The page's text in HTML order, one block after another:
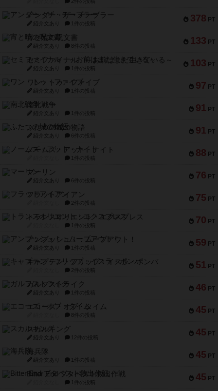
2件の投稿
378 PT
アンダー・ザ・テーブラー
紹介文あり 1件の投稿
133 PT
宵と暁の呪文書
紹介文あり 8件の投稿
103 PT
セミファイナル ～お前はまだ生きている～
紹介文あり 1件の投稿
97 PT
ワン・トゥ・ファイブ
紹介文あり 1件の投稿
91 PT
南北戦争
紹介文あり 1件の投稿
91 PT
ふたつの城の物語
紹介文あり 6件の投稿
88 PT
ノームズ・アット・ナイト
1件の投稿
76 PT
マーリン
紹介文あり 6件の投稿
75 PT
フラットアイアン
2件の投稿
70 PT
トランスオリエント・エクスプレス
1件の投稿
59 PT
アンブッシュ！：ムーブアウト！
紹介文あり 1件の投稿
51 PT
キャプテン・フリップ：イスラ・ボンバ
2件の投稿
46 PT
ガルフストライク
紹介文あり 1件の投稿
45 PT
エコーズ・オブ・タイム
8件の投稿
45 PT
スカルキング
紹介文あり 12件の投稿
45 PT
海兵隊
紹介文あり 1件の投稿
45 PT
Bitter End ブタペスト救出作戦
1件の投稿